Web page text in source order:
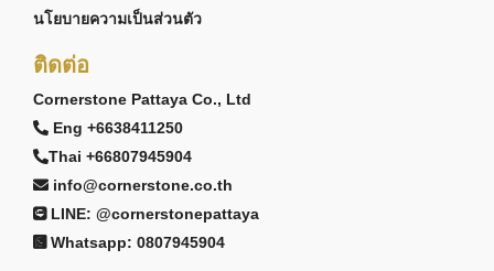
นโยบายความเป็นส่วนตัว
ติดต่อ
Cornerstone Pattaya Co., Ltd
Eng +6638411250
Thai +66807945904
info@cornerstone.co.th
LINE: @cornerstonepattaya
Whatsapp: 0807945904